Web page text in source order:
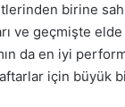
birine
ve geçmişte
da en iyi
için büyük